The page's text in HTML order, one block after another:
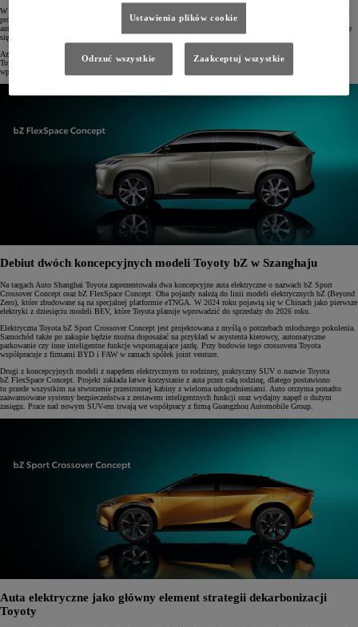
W USA w 2025 roku wystartuje produkcja elektrycznego SUV-a z 3 rzędami siedzeń, do którego baterie będą
produkowane w Karolinie Północnej. W Chinach już w 2024 roku zadebiutują modele bZ4X i bZ3 oraz dwa
auta elektryczne przeznaczone specjalnie na ten rynek, natomiast w kolejnych latach gama modeli BEV będzie
się systematycznie zwiększać.
Azja wraz z innymi rozwijającymi się rynkami także postawią na rozwój bateryjnych pojazdów elektrycznych
Toyoty. Jeszcze przed końcem bieżącego roku ruszy lokalna produkcja pickupów BEV, a następnie firma
wprowadzi do oferty nowy model małego samochodu z napędem tego typu.
Debiut dwóch koncepcyjnych modeli Toyoty bZ w Szanghaju
Na targach Auto Shanghai Toyota zaprezentowała dwa koncepcyjne auta elektryczne o nazwach bZ Sport
Crossover Concept oraz bZ FlexSpace Concept. Oba pojazdy należą do linii modeli elektrycznych bZ (Beyond
Zero), które zbudowane są na specjalnej platformie eTNGA. W 2024 roku pojawią się w Chinach jako pierwsze
elektryki z dziesięciu modeli BEV, które Toyota planuje wprowadzić do sprzedaży do 2026 roku.
Elektryczna Toyota bZ Sport Crossover Concept jest projektowana z myślą o potrzebach młodszego pokolenia.
Samochód także po zakupie będzie można doposażać na przykład w asystenta kierowcy, automatyczne
parkowanie czy inne inteligentne funkcje wspomagające jazdę. Przy budowie tego crossovera Toyota
współpracuje z firmami BYD i FAW w ramach spółek joint venture.
Drugi z koncepcyjnych modeli z napędem elektrycznym to rodzinny, praktyczny SUV o nazwie Toyota
bZ FlexSpace Concept. Projekt zakłada łatwe korzystanie z auta przez całą rodzinę, dlatego postawiono
tu przede wszystkim na stworzenie przestronnej kabiny z wieloma udogodnieniami. Auto otrzyma ponadto
zaawansowane systemy bezpieczeństwa z zestawem inteligentnych funkcji oraz wydajny napęd o dużym
zasięgu. Prace nad nowym SUV-em trwają we współpracy z firmą Guangzhou Automobile Group.
Auta elektryczne jako główny element strategii dekarbonizacji
Toyoty
Ustawienia plików cookie
Odrzuć wszystkie Zaakceptuj wszystkie